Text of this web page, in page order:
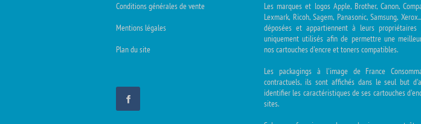
Conditions générales de vente
Mentions légales
Plan du site
Les marques et logos Apple, Brother, Canon,
Lexmark, Ricoh, Sagem, Panasonic, Samsung,
déposées et appartiennent à leurs propriétaires
uniquement utilisés afin de permettre une
nos cartouches d'encre et toners compatibles.
Les packagings à l'image de France
contractuels, ils sont affichés dans le seul but
identifier les caractéristiques de ses cartouches
sites.